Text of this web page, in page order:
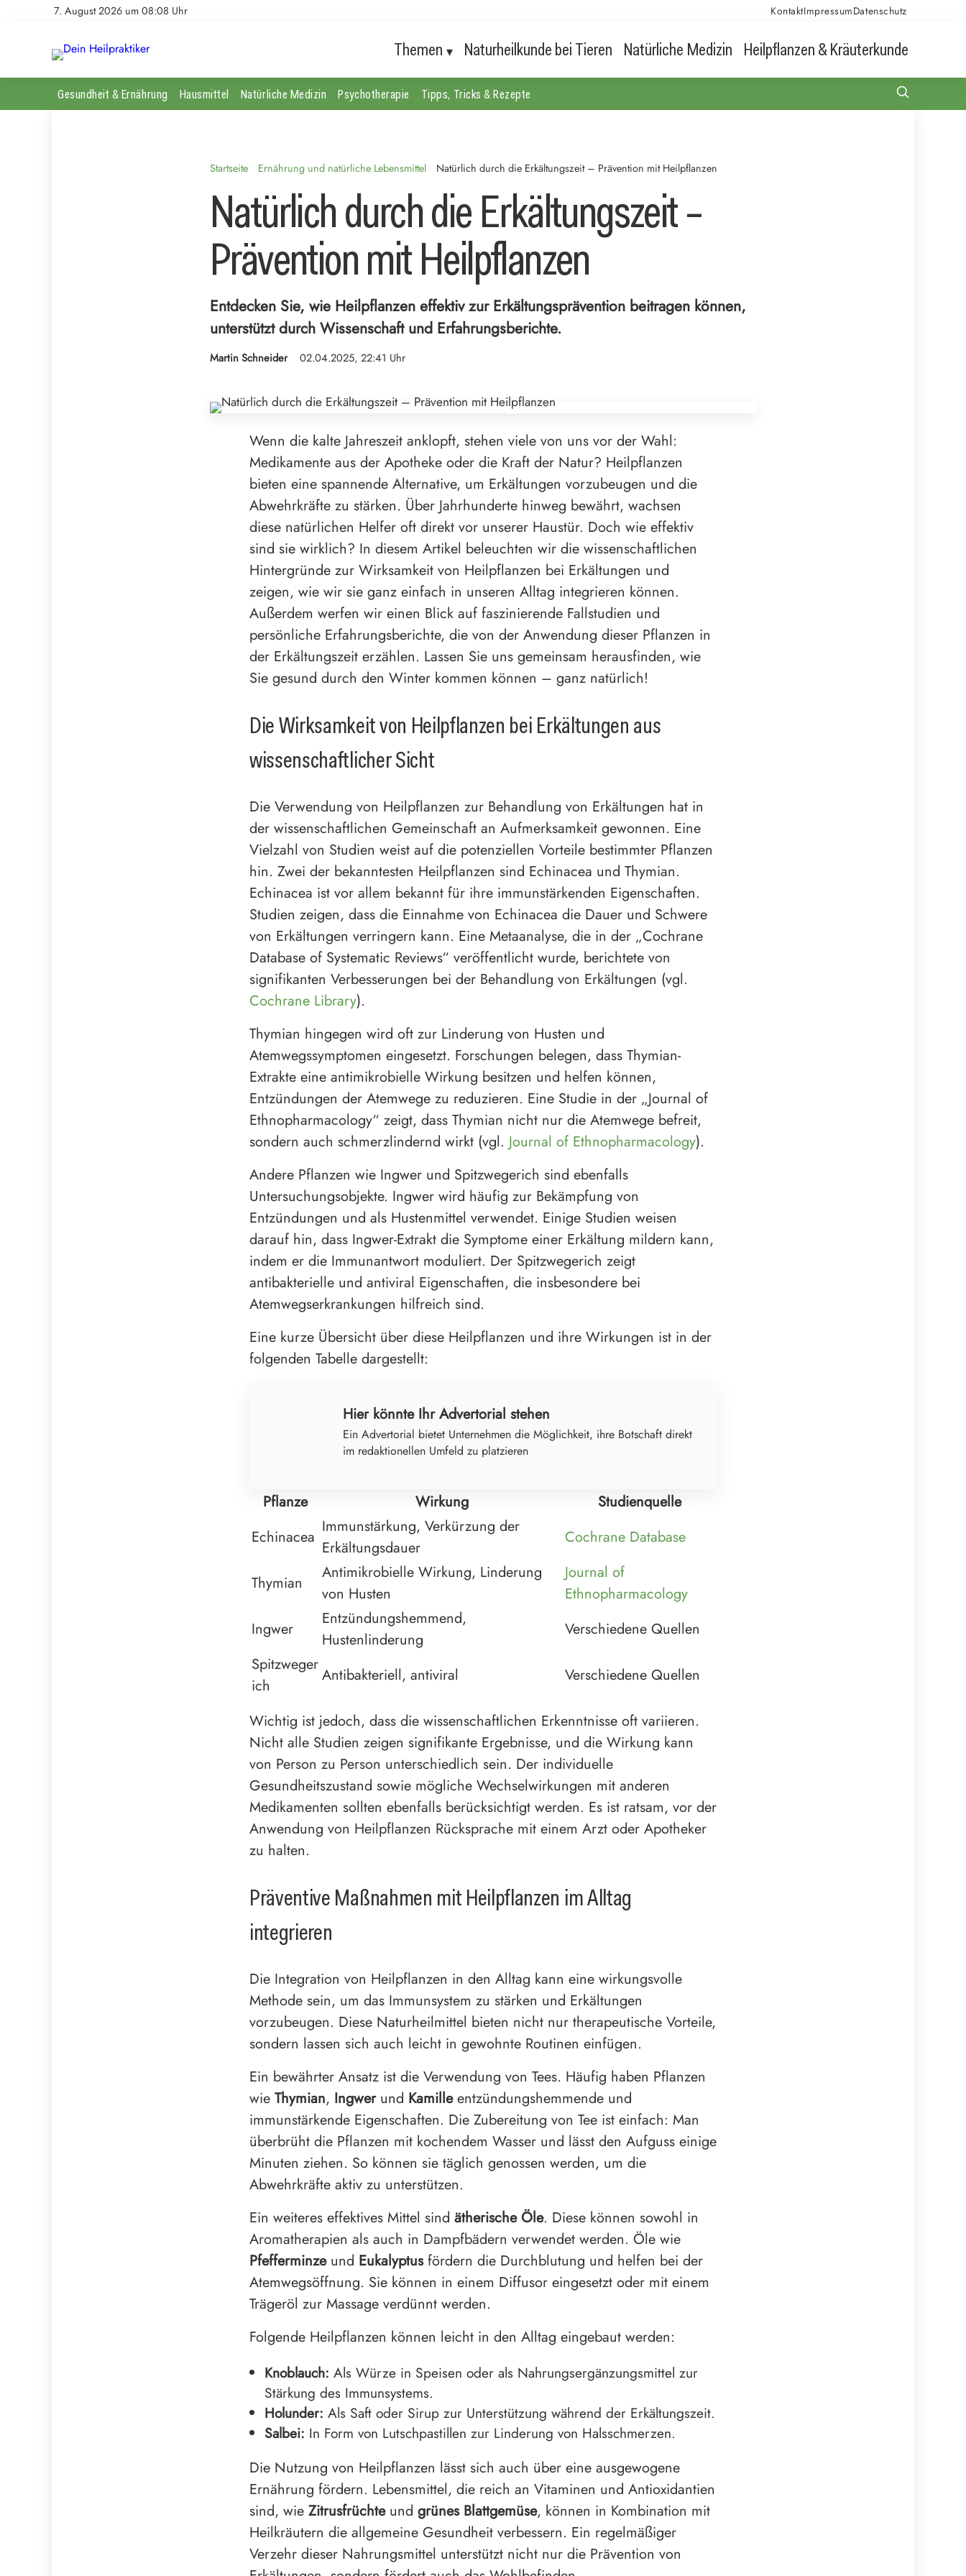
7. August 2026 um 08:08 Uhr KontaktImpressumDatenschutz
Themen Naturheilkunde bei Tieren Natürliche Medizin Heilpflanzen & Kräuterkunde
Gesundheit & Ernährung Hausmittel Natürliche Medizin Psychotherapie Tipps, Tricks & Rezepte
Startseite Ernährung und natürliche Lebensmittel Natürlich durch die Erkältungszeit – Prävention mit Heilpflanzen
Natürlich durch die Erkältungszeit –
Prävention mit Heilpflanzen
Entdecken Sie, wie Heilpflanzen effektiv zur Erkältungsprävention beitragen können,
unterstützt durch Wissenschaft und Erfahrungsberichte.
Martin Schneider 02.04.2025, 22:41 Uhr
Wenn die kalte Jahreszeit anklopft, stehen viele von uns vor der Wahl:
Medikamente aus der Apotheke oder die Kraft der Natur? Heilpflanzen
bieten eine spannende Alternative, um Erkältungen vorzubeugen und die
Abwehrkräfte zu stärken. Über Jahrhunderte hinweg bewährt, wachsen
diese natürlichen Helfer oft direkt vor unserer Haustür. Doch wie effektiv
sind sie wirklich? In diesem Artikel beleuchten wir die wissenschaftlichen
Hintergründe zur Wirksamkeit von Heilpflanzen bei Erkältungen und
zeigen, wie wir sie ganz einfach in unseren Alltag integrieren können.
Außerdem werfen wir einen Blick auf faszinierende Fallstudien und
persönliche Erfahrungsberichte, die von der Anwendung dieser Pflanzen in
der Erkältungszeit erzählen. Lassen Sie uns gemeinsam herausfinden, wie
Sie gesund durch den Winter kommen können – ganz natürlich!
Die Wirksamkeit von Heilpflanzen bei Erkältungen aus
wissenschaftlicher Sicht
Die Verwendung von Heilpflanzen zur Behandlung von Erkältungen hat in
der wissenschaftlichen Gemeinschaft an Aufmerksamkeit gewonnen. Eine
Vielzahl von Studien weist auf die potenziellen Vorteile bestimmter Pflanzen
hin. Zwei der bekanntesten Heilpflanzen sind Echinacea und Thymian.
Echinacea ist vor allem bekannt für ihre immunstärkenden Eigenschaften.
Studien zeigen, dass die Einnahme von Echinacea die Dauer und Schwere
von Erkältungen verringern kann. Eine Metaanalyse, die in der „Cochrane
Database of Systematic Reviews“ veröffentlicht wurde, berichtete von
signifikanten Verbesserungen bei der Behandlung von Erkältungen (vgl.
Cochrane Library).
Thymian hingegen wird oft zur Linderung von Husten und
Atemwegssymptomen eingesetzt. Forschungen belegen, dass Thymian-
Extrakte eine antimikrobielle Wirkung besitzen und helfen können,
Entzündungen der Atemwege zu reduzieren. Eine Studie in der „Journal of
Ethnopharmacology“ zeigt, dass Thymian nicht nur die Atemwege befreit,
sondern auch schmerzlindernd wirkt (vgl. Journal of Ethnopharmacology).
Andere Pflanzen wie Ingwer und Spitzwegerich sind ebenfalls
Untersuchungsobjekte. Ingwer wird häufig zur Bekämpfung von
Entzündungen und als Hustenmittel verwendet. Einige Studien weisen
darauf hin, dass Ingwer-Extrakt die Symptome einer Erkältung mildern kann,
indem er die Immunantwort moduliert. Der Spitzwegerich zeigt
antibakterielle und antiviral Eigenschaften, die insbesondere bei
Atemwegserkrankungen hilfreich sind.
Eine kurze Übersicht über diese Heilpflanzen und ihre Wirkungen ist in der
folgenden Tabelle dargestellt:
Hier könnte Ihr Advertorial stehen
Ein Advertorial bietet Unternehmen die Möglichkeit, ihre Botschaft direkt
im redaktionellen Umfeld zu platzieren
Pflanze Wirkung
Studienquelle
Echinacea
Immunstärkung, Verkürzung der
Erkältungsdauer
Cochrane Database
Thymian
Antimikrobielle Wirkung, Linderung
von Husten
Journal of
Ethnopharmacology
Ingwer
Entzündungshemmend,
Hustenlinderung
Verschiedene Quellen
Spitzweger
ich
Antibakteriell, antiviral Verschiedene Quellen
Wichtig ist jedoch, dass die wissenschaftlichen Erkenntnisse oft variieren.
Nicht alle Studien zeigen signifikante Ergebnisse, und die Wirkung kann
von Person zu Person unterschiedlich sein. Der individuelle
Gesundheitszustand sowie mögliche Wechselwirkungen mit anderen
Medikamenten sollten ebenfalls berücksichtigt werden. Es ist ratsam, vor der
Anwendung von Heilpflanzen Rücksprache mit einem Arzt oder Apotheker
zu halten.
Präventive Maßnahmen mit Heilpflanzen im Alltag
integrieren
Die Integration von Heilpflanzen in den Alltag kann eine wirkungsvolle
Methode sein, um das Immunsystem zu stärken und Erkältungen
vorzubeugen. Diese Naturheilmittel bieten nicht nur therapeutische Vorteile,
sondern lassen sich auch leicht in gewohnte Routinen einfügen.
Ein bewährter Ansatz ist die Verwendung von Tees. Häufig haben Pflanzen
wie Thymian, Ingwerund Kamilleentzündungshemmende und
immunstärkende Eigenschaften. Die Zubereitung von Tee ist einfach: Man
überbrüht die Pflanzen mit kochendem Wasser und lässt den Aufguss einige
Minuten ziehen. So können sie täglich genossen werden, um die
Abwehrkräfte aktiv zu unterstützen.
Ein weiteres effektives Mittel sind ätherische Öle. Diese können sowohl in
Aromatherapien als auch in Dampfbädern verwendet werden. Öle wie
Pfefferminzeund Eukalyptusfördern die Durchblutung und helfen bei der
Atemwegsöffnung. Sie können in einem Diffusor eingesetzt oder mit einem
Trägeröl zur Massage verdünnt werden.
Folgende Heilpflanzen können leicht in den Alltag eingebaut werden:
Knoblauch: Als Würze in Speisen oder als Nahrungsergänzungsmittel zur
Stärkung des Immunsystems.
Holunder: Als Saft oder Sirup zur Unterstützung während der Erkältungszeit.
Salbei: In Form von Lutschpastillen zur Linderung von Halsschmerzen.
Die Nutzung von Heilpflanzen lässt sich auch über eine ausgewogene
Ernährung fördern. Lebensmittel, die reich an Vitaminen und Antioxidantien
sind, wie Zitrusfrüchteund grünes Blattgemüse, können in Kombination mit
Heilkräutern die allgemeine Gesundheit verbessern. Ein regelmäßiger
Verzehr dieser Nahrungsmittel unterstützt nicht nur die Prävention von